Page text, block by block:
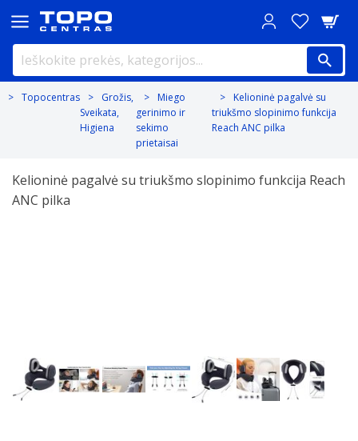
Topocentras
Grožis,
Sveikata,
Higiena
Miego
gerinimo ir
sekimo
prietaisai
Kelioninė pagalvė su
triukšmo slopinimo funkcija
Reach ANC pilka
Kelioninė pagalvė su triukšmo slopinimo funkcija Reach
ANC pilka